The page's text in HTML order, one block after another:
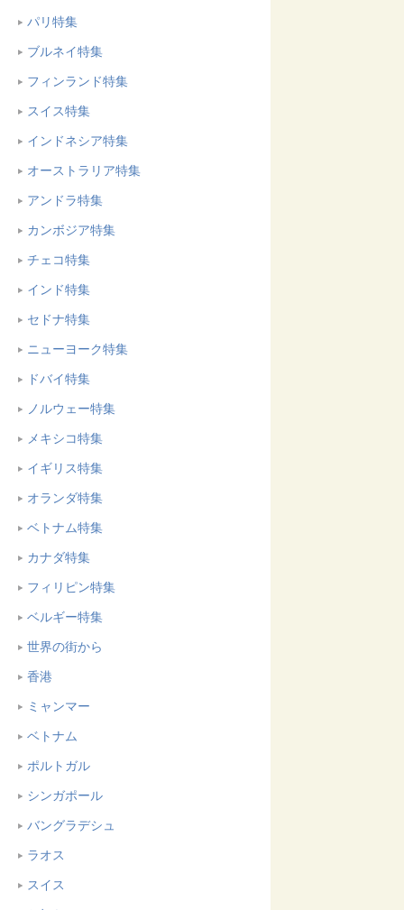
パリ特集
ブルネイ特集
フィンランド特集
スイス特集
インドネシア特集
オーストラリア特集
アンドラ特集
カンボジア特集
チェコ特集
インド特集
セドナ特集
ニューヨーク特集
ドバイ特集
ノルウェー特集
メキシコ特集
イギリス特集
オランダ特集
ベトナム特集
カナダ特集
フィリピン特集
ベルギー特集
世界の街から
香港
ミャンマー
ベトナム
ポルトガル
シンガポール
バングラデシュ
ラオス
スイス